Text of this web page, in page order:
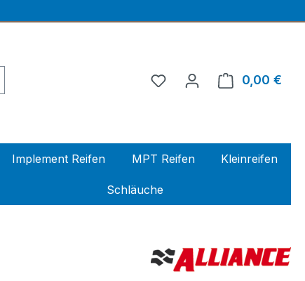
0,00 €
Implement Reifen MPT Reifen Kleinreifen
Schläuche